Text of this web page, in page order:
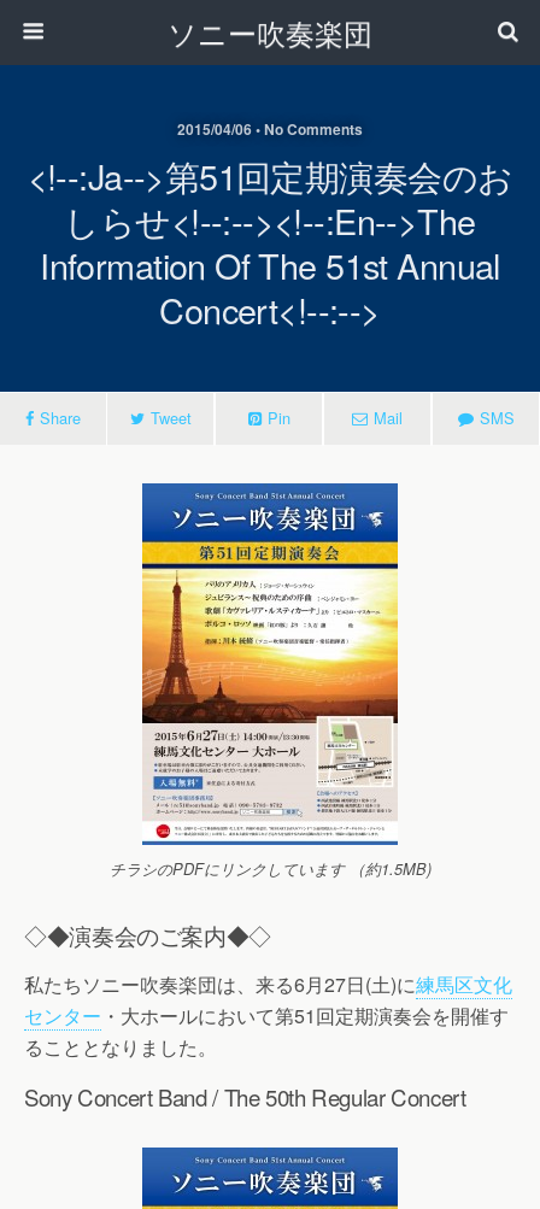
ソニー吹奏楽団
2015/04/06 • No Comments
<!--:ja-->第51回定期演奏会のお
しらせ<!--:--><!--:en-->The
Information Of The 51st Annual
Concert<!--:-->
Share Tweet Pin Mail SMS
チラシのPDFにリンクしています （約1.5MB)
◇◆演奏会のご案内◆◇
私たちソニー吹奏楽団は、来る6月27日(土)に練馬区文化
センター ・大ホールにおいて第51回定期演奏会を開催す
ることとなりました。
Sony Concert Band / The 50th Regular Concert